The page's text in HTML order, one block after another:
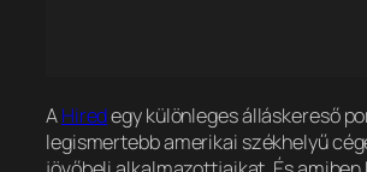
AHiredegy különleges álláskereső
legismertebb amerikai székhelyű